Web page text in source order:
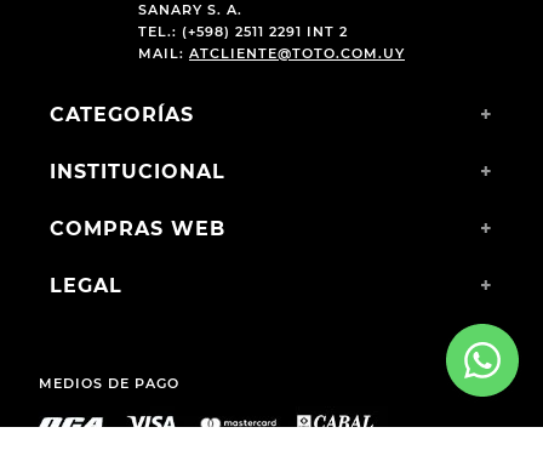
SANARY S. A.
TEL.: (+598) 2511 2291 INT 2
MAIL: ATCLIENTE@TOTO.COM.UY
CATEGORÍAS +
INSTITUCIONAL +
COMPRAS WEB +
LEGAL +
MEDIOS DE PAGO